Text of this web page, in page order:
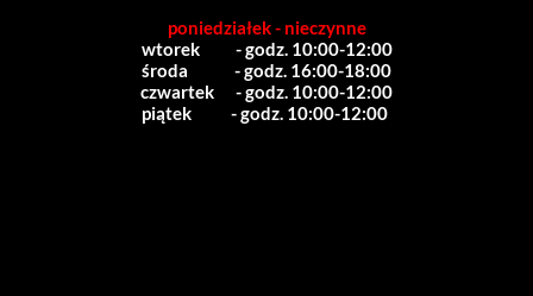
poniedziałek - nieczynne
wtorek          - godz. 10:00-12:00
środa             - godz. 16:00-18:00
czwartek      - godz. 10:00-12:00
piątek           - godz. 10:00-12:00